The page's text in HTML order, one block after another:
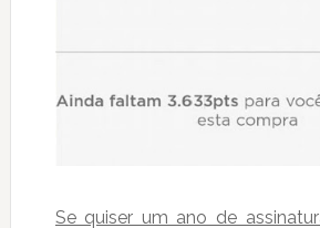
Se quiser um ano de